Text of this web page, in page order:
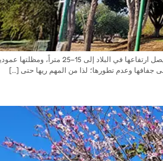
البلوط الحريري (غريفيلية) هو شجرة دائمة الخضرة موطنها الأصلي أستراليا، تزهر في شهر نيسان
جفافها وعدم تطورها؛ لذا من المهم ريها حتى […]